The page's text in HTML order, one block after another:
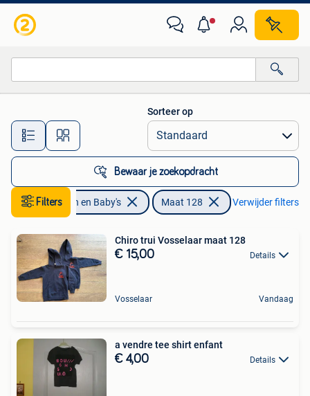
Alle afstanden…
Sorteer op
Bewaar je zoekopdracht
Filters
Kinderen en Baby's Maat 128 Verwijder filters
Chiro trui Vosselaar maat 128
€ 15,00 Details
Vosselaar Vandaag
a vendre tee shirt enfant
€ 4,00 Details